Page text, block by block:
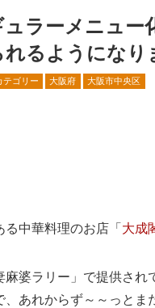
ラーメニュー
れるようにな
テゴリー 大阪府 大阪市中央区
中華料理のお店「 大成
麻婆ラリー」で提供さ
あれからず～～っとま